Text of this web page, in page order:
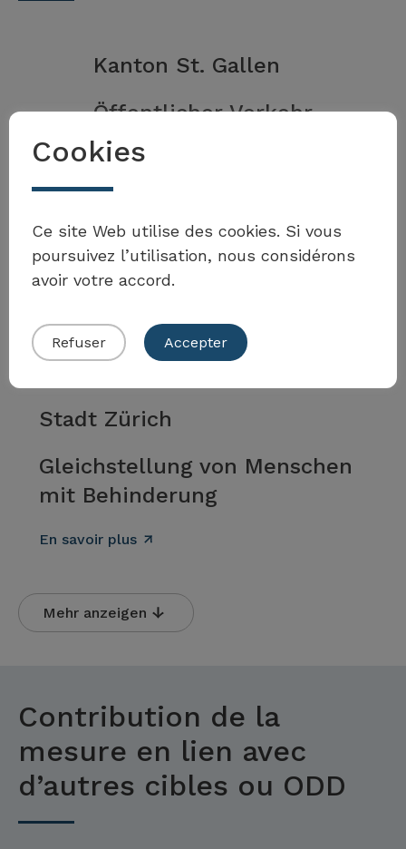
Souhaitez-vous enrichir la
boîte à outils ?
Kanton St. Gallen
Öffentlicher Verkehr
En savoir plus
Canton de Vaud
Accessibilité – informations
En savoir plus
Stadt Zürich
Gleichstellung von Menschen
mit Behinderung
En savoir plus
Mehr anzeigen
Contribution de la
mesure en lien avec
d’autres cibles ou ODD
Cookies
Ce site Web utilise des cookies. Si vous
poursuivez l’utilisation, nous considérons
avoir votre accord.
Refuser Accepter